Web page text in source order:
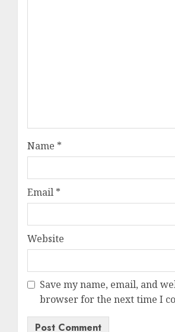
Name *
Email *
Website
Save my name, email, and
browser for the next time I